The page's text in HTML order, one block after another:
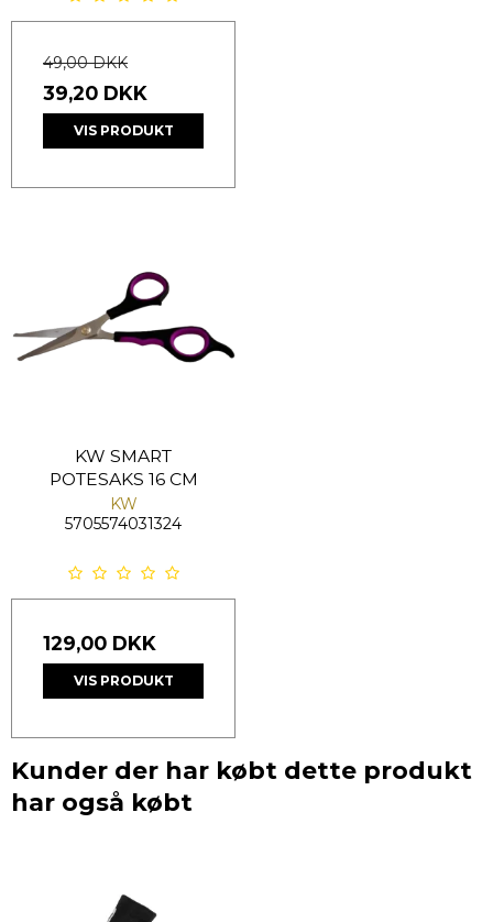
49,00 DKK
39,20 DKK
VIS PRODUKT
KW SMART
POTESAKS 16 CM
KW
5705574031324
129,00 DKK
VIS PRODUKT
Kunder der har købt dette produkt
har også købt